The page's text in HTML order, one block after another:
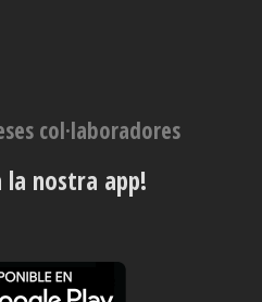
col·laboradores
la nostra app!